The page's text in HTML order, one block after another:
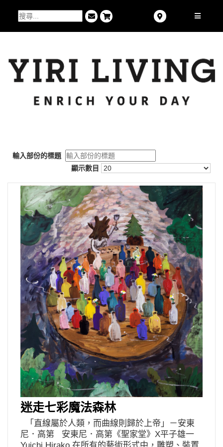
輸入部份的標題
顯示數目
迷走七彩魔法森林
「直線屬於人類，而曲線則歸於上帝」－安東
尼．高第 安東尼．高第《聖家堂》X平子雄一